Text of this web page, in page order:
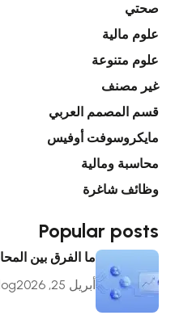
صحتي
علوم مالية
علوم متنوعة
غير مصنف
قسم المصمم العربي
مايكروسوفت أوفيس
محاسبة ومالية
وظائف شاغرة
Popular posts
ما الفرق بين
أبريل 25, 2026